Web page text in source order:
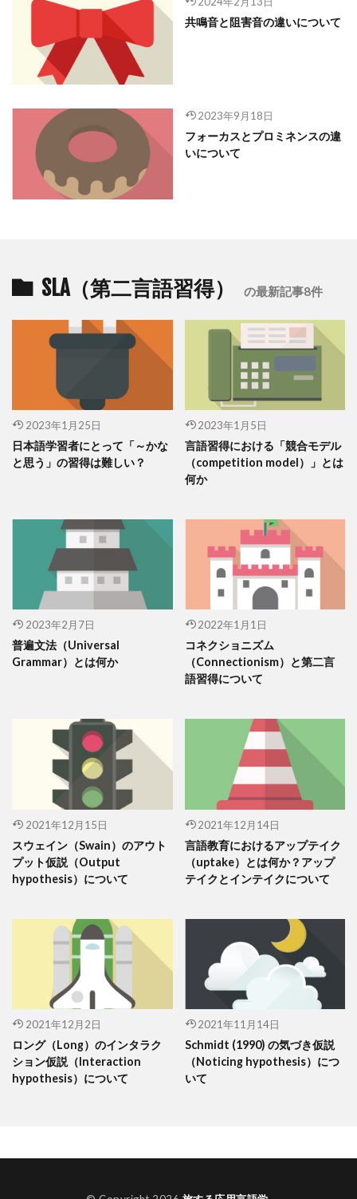
共鳴音と阻害音の違いについて
2023年9月18日
フォーカスとプロミネンスの違
いについて
SLA（第二言語習得） の最新記事8件
2023年1月25日
日本語学習者にとって「～かな
と思う」の習得は難しい？
2023年1月5日
言語習得における「競合モデル
（competition model）」とは
何か
2023年2月7日
普遍文法（Universal
Grammar）とは何か
2022年1月1日
コネクショニズム
（Connectionism）と第二言
語習得について
2021年12月15日
スウェイン（Swain）のアウト
プット仮説（Output
hypothesis）について
2021年12月14日
言語教育におけるアップテイク
（uptake）とは何か？アップ
テイクとインテイクについて
2021年12月2日
ロング（Long）のインタラク
ション仮説（Interaction
hypothesis）について
2021年11月14日
Schmidt (1990) の気づき仮説
（Noticing hypothesis）につ
いて